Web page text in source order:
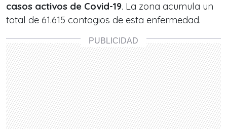
casos activos de Covid-19. La zona acumula un
total de 61.615 contagios de esta enfermedad.